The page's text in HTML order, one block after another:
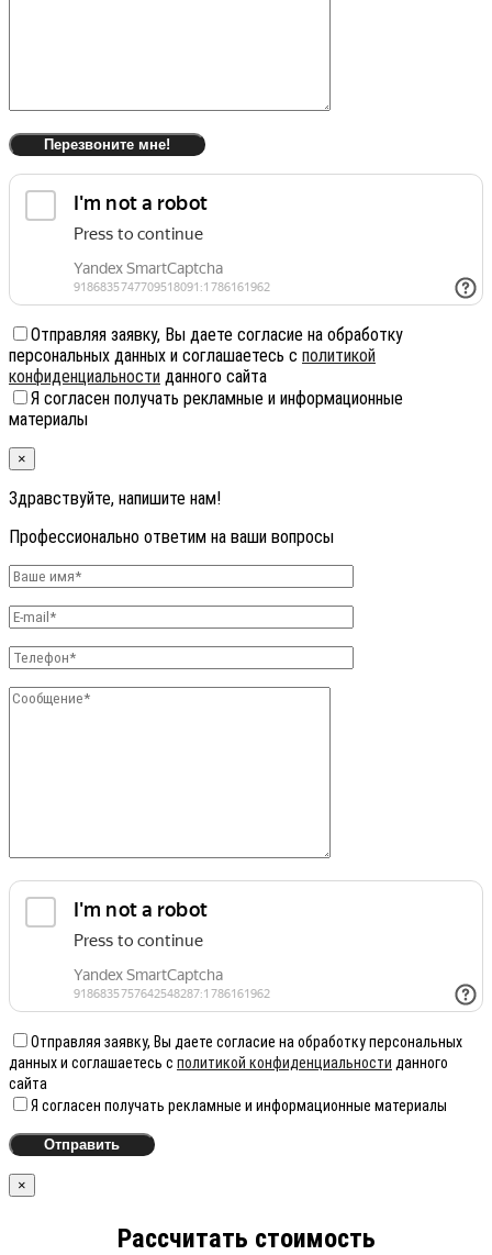
Отправляя заявку, Вы даете согласие на обработку
персональных данных и соглашаетесь с политикой
конфиденциальности данного сайта
Я согласен получать рекламные и информационные
материалы
×
Здравствуйте, напишите нам!
Профессионально ответим на ваши вопросы
Отправляя заявку, Вы даете согласие на обработку персональных
данных и соглашаетесь с политикой конфиденциальности данного
сайта
Я согласен получать рекламные и информационные материалы
×
Рассчитать стоимость